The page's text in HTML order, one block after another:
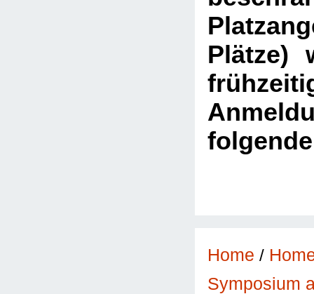
Plätze)
Home /
Symposium